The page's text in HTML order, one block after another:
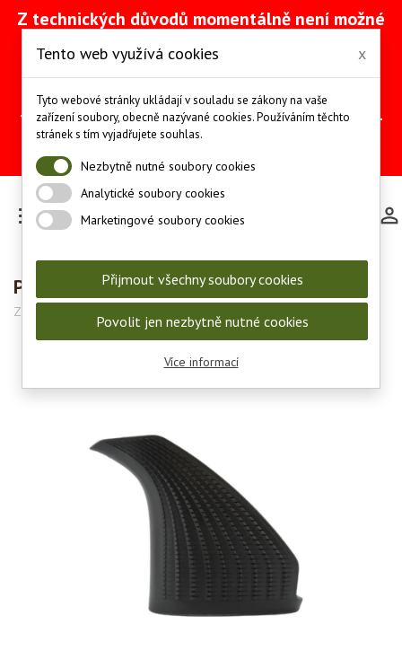
Z technických důvodů momentálně není možné
odstranění problému intenzivně pracujeme
(včetně obnovy ze zálohy).
Objednávky můžete mezitím provádět
telefonicky na čísle +420 607 244 655 nebo e-
mailem na adrese
Děkujeme za pochopení a trpělivost.

Pistolová rukojeť Tikka Vertical Soft Touch
Značka:
Tento web využívá cookies x
Tyto webové stránky ukládají v souladu se zákony na vaše
zařízení soubory, obecně nazývané cookies. Používáním těchto
stránek s tím vyjadřujete souhlas.
Nezbytně nutné soubory cookies
Analytické soubory cookies
Marketingové soubory cookies
Přijmout všechny soubory cookies
Povolit jen nezbytně nutné cookies
Více informací